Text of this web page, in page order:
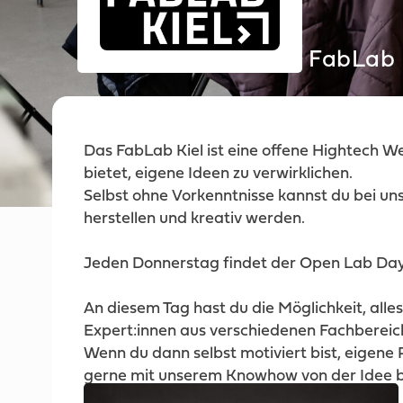
FabLab
Das FabLab Kiel ist eine offene Hightech
bietet, eigene Ideen zu verwirklichen.
Selbst ohne Vorkenntnisse kannst du bei
herstellen und kreativ werden.
Jeden Donnerstag findet der Open Lab
An diesem Tag hast du die Möglichkeit,
Expert:innen aus verschiedenen
Wenn du dann selbst motiviert bist, eigene
gerne mit unserem Knowhow von der Idee